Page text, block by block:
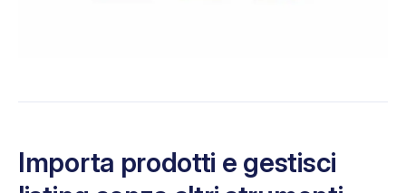
Importa prodotti e gestisci